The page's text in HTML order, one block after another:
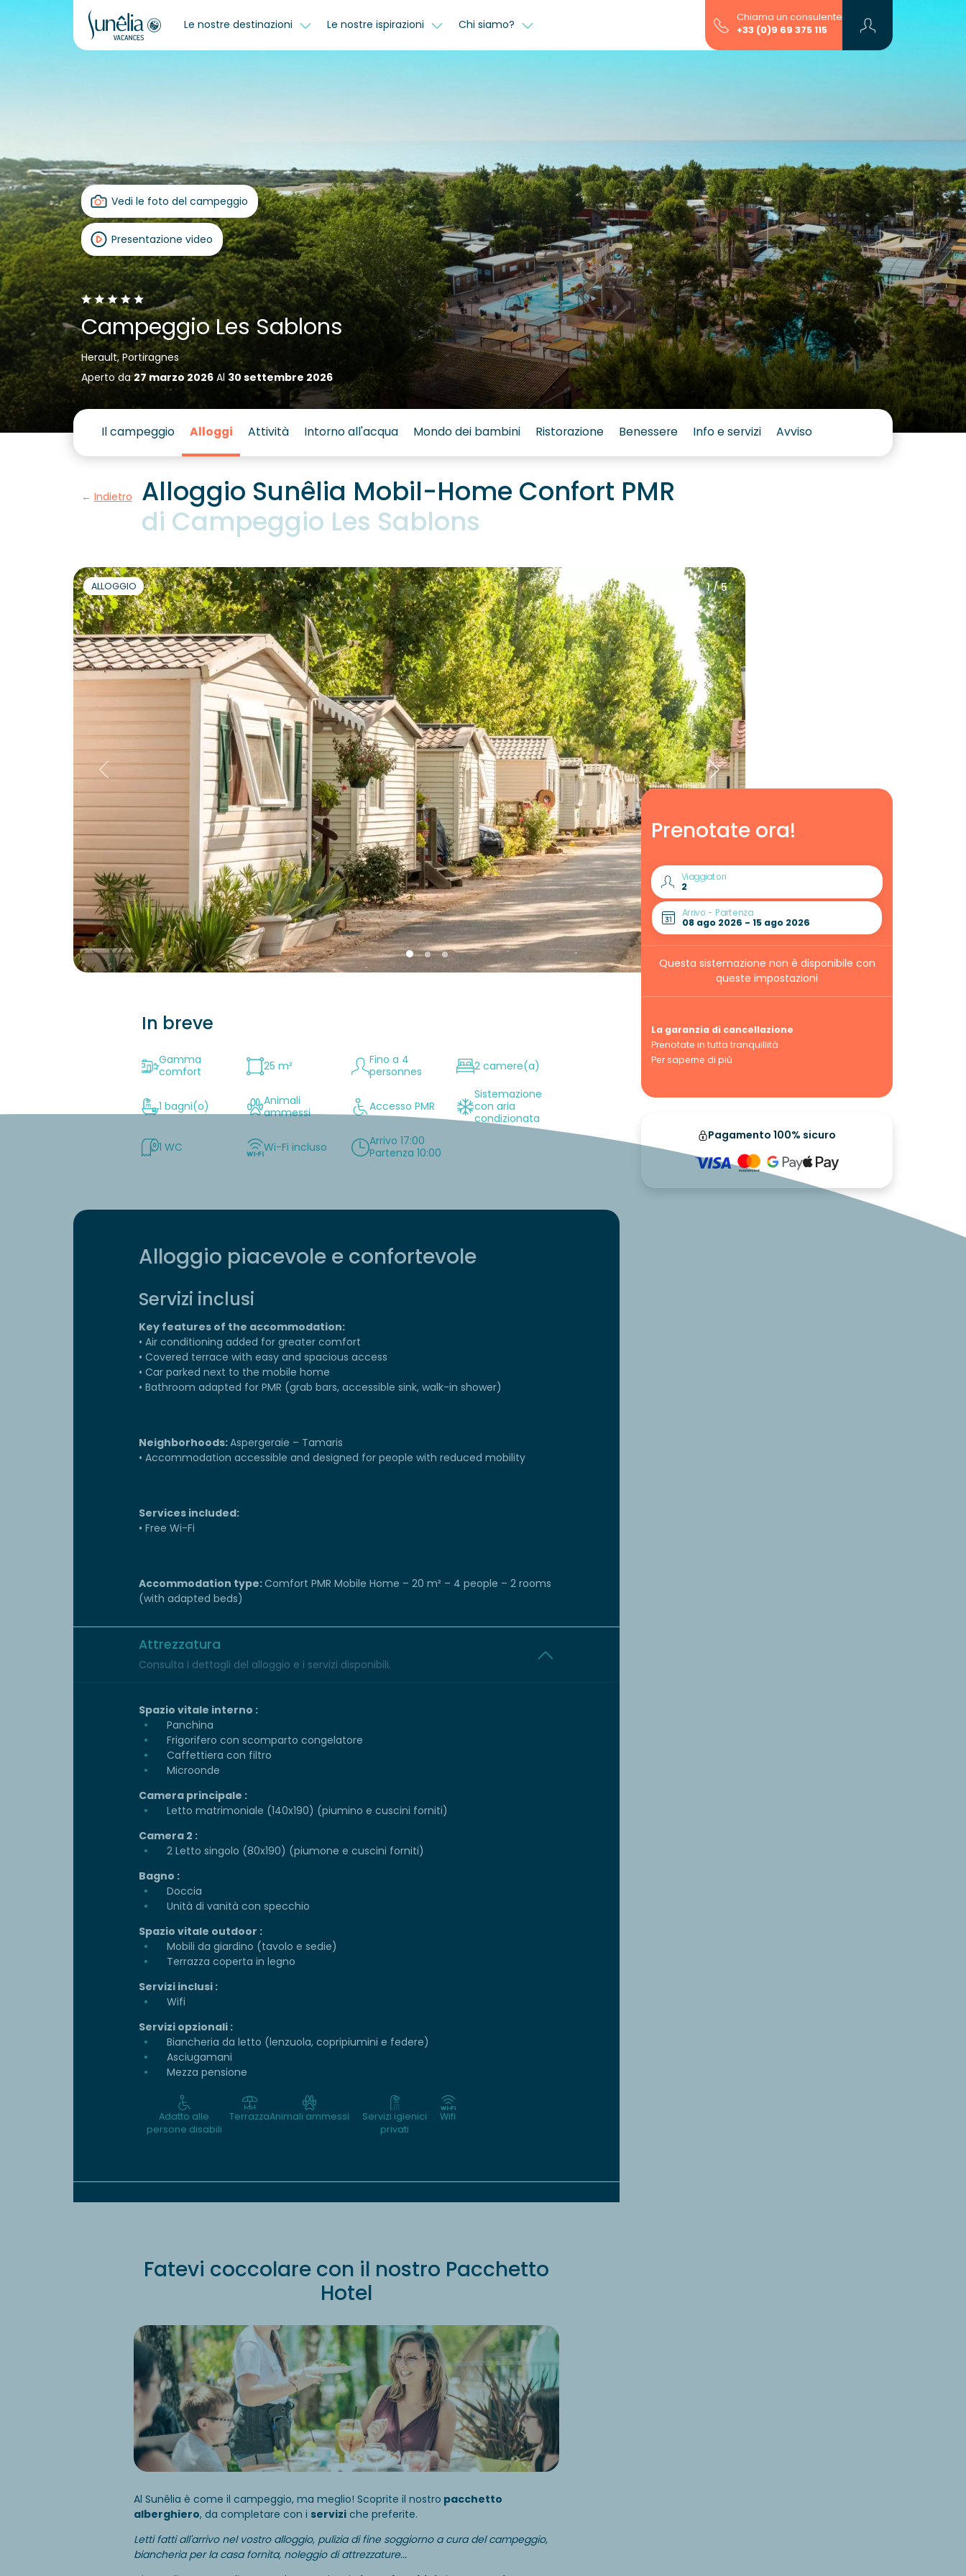
Le nostre destinazioni Le nostre ispirazioni Chi siamo?
Chiama un consulente
+33 (0)9 69 375 115
Vedi le foto del campeggio
Presentazione video
Campeggio Les Sablons
Herault, Portiragnes
Aperto da27 marzo 2026Al 30 settembre 2026
Il campeggio Alloggi Attività Intorno all'acqua Mondo dei bambini Ristorazione Benessere Info e servizi Avviso
Indietro
Alloggio Sunêlia Mobil-Home Confort PMR
di Campeggio Les Sablons
Prenotate ora!
Viaggiatori
Arrivo - Partenza
Questa sistemazione non è disponibile con
queste impostazioni
La garanzia di cancellazione
Prenotate in tutta tranquillità
Per saperne di più
Pagamento 100% sicuro
1 / 5
ALLOGGIO
In breve
Gamma
comfort
25 m²
Fino a 4
personnes
2 camere(a)
1 bagni(o)
Animali
ammessi
Accesso PMR
Sistemazione
con aria
condizionata
1 WC
Wi-Fi incluso
Arrivo 17:00
Partenza 10:00
Alloggio piacevole e confortevole
Servizi inclusi
Key features of the accommodation:
• Air conditioning added for greater comfort
• Covered terrace with easy and spacious access
• Car parked next to the mobile home
• Bathroom adapted for PMR (grab bars, accessible sink, walk-in shower)
Neighborhoods:Aspergeraie – Tamaris
• Accommodation accessible and designed for people with reduced mobility
Services included:
• Free Wi-Fi
Accommodation type:Comfort PMR Mobile Home – 20 m² – 4 people – 2 rooms
(with adapted beds)
Attrezzatura
Consulta i dettagli del alloggio e i servizi disponibili.
Spazio vitale interno :
Panchina
Frigorifero con scomparto congelatore
Caffettiera con filtro
Microonde
Camera principale :
Letto matrimoniale (140x190) (piumino e cuscini forniti)
Camera 2 :
2 Letto singolo (80x190) (piumone e cuscini forniti)
Bagno :
Doccia
Unità di vanità con specchio
Spazio vitale outdoor :
Mobili da giardino (tavolo e sedie)
Terrazza coperta in legno
Servizi inclusi :
Wifi
Servizi opzionali :
Biancheria da letto (lenzuola, copripiumini e federe)
Asciugamani
Mezza pensione
Adatto alle
persone disabili
TerrazzaAnimali ammessi
Servizi igienici
privati
Wifi
Fatevi coccolare con il nostro Pacchetto
Hotel
Al Sunêlia è come il campeggio, ma meglio! Scoprite il nostro pacchetto
alberghiero, da completare con i servizi che preferite.
Letti fatti all'arrivo nel vostro alloggio, pulizia di fine soggiorno a cura del campeggio,
biancheria per la casa fornita, noleggio di attrezzature...